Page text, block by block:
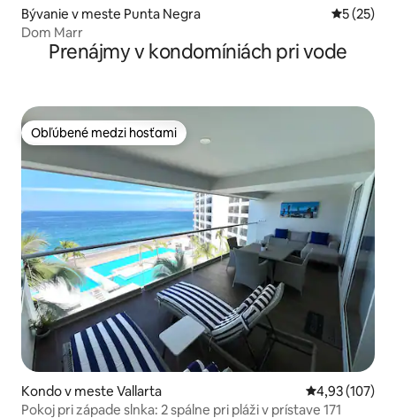
Bývanie v meste Punta Negra
5 (25)
Dom Marr
Prenájmy v kondomíniách pri vode
Obľúbené medzi hosťami
Obľúbené medzi hosťami
Kondo v meste Vallarta Priemerné
4,93 (107)
Pokoj pri západe slnka: 2 spálne pri pláži v prístave 171